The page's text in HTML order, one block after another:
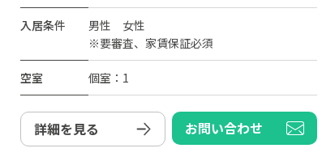
入居条件
男性 女性
※要審査、家賃保証必須
空室 個室：1
詳細を見る お問い合わせ